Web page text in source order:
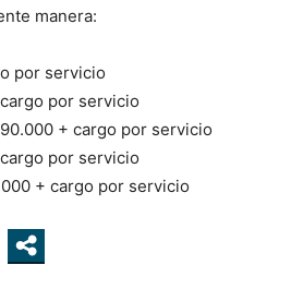
manera:
por servicio
por servicio
+ cargo por servicio
por servicio
+ cargo por servicio